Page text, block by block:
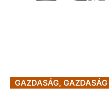
GAZDASÁG, GAZDASÁG